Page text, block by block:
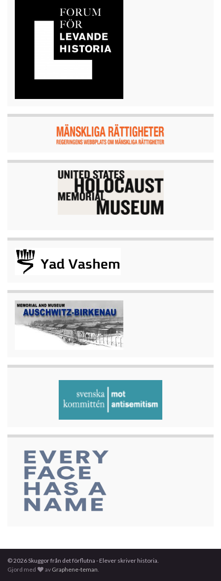
© 2026 Skuggor från det förflutna - Elever skriver historia.
Gjord med
av Graphene-teman.